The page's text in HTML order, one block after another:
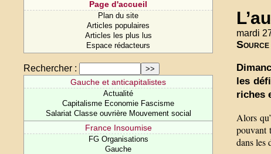
Page d'accueil
Plan du site
Articles populaires
Articles les plus lus
Espace rédacteurs
Rechercher :
Gauche et anticapitalistes
Actualité
Capitalisme Economie Fascisme
Salariat Classe ouvrière Mouvement social
France Insoumise
FG Organisations
Gauche
mardi
les
riches
Alors
pouvant
dans les